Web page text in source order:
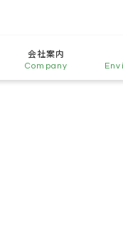
会社案内
Company